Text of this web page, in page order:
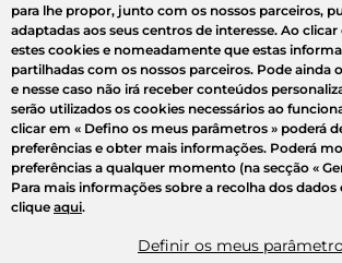
para lhe propor, junto com os nossos parceiros,
adaptadas aos seus centros de interesse. Ao clicar
estes cookies e nomeadamente que estas
partilhadas com os nossos parceiros. Pode ainda
e nesse caso não irá receber conteúdos
serão utilizados os cookies necessários ao
clicar em « Defino os meus parâmetros » poderá
preferências e obter mais informações. Poderá
preferências a qualquer momento (na secção «
Para mais informações sobre a recolha dos
clique aqui.
Definir os meus